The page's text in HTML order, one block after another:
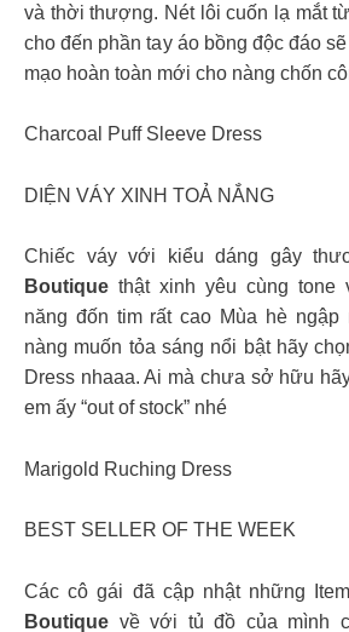
và thời thượng. Nét lôi cuốn lạ mắt
cho đến phần tay áo bồng độc đáo
mạo hoàn toàn mới cho nàng chốn
Charcoal Puff Sleeve Dress
DIỆN VÁY XINH TOẢ NẮNG
Chiếc váy với kiểu dáng gây
Boutique thật xinh yêu cùng tone
năng đốn tim rất cao Mùa hè ngập
nàng muốn tỏa sáng nổi bật hãy
Dress nhaaa. Ai mà chưa sở hữu
em ấy “out of stock” nhé
Marigold Ruching Dress
BEST SELLER OF THE WEEK
Các cô gái đã cập nhật những
Boutique về với tủ đồ của mình